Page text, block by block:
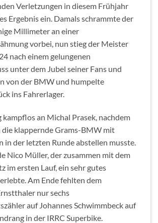
Verletzungen in diesem Frühjahr
Ergebnis ein. Damals schrammte der
Millimeter an einer
vorbei, nun stieg der Meister
nach einem gelungenen
unter dem Jubel seiner Fans und
von der BMW und humpelte
ins Fahrerlager.
kampflos an Michal Prasek, nachdem
die klappernde Grams-BMW mit
in der letzten Runde abstellen musste.
Nico Müller, der zusammen mit dem
im ersten Lauf, ein sehr gutes
Am Ende fehlten dem
nur sechs
auf Johannes Schwimmbeck auf
in der IRRC Superbike.